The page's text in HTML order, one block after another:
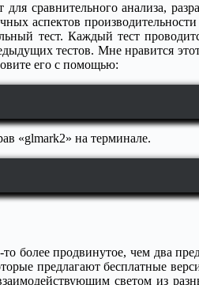
сравнительного анализа,
аспектов
тест. Каждый тест
тестов. Мне нравится
его с помощью:
«glmark2» на терминале.
более продвинутое, чем два
предлагают бесплатные
светом из